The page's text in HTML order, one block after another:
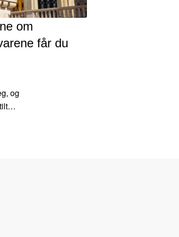
om
får du
og